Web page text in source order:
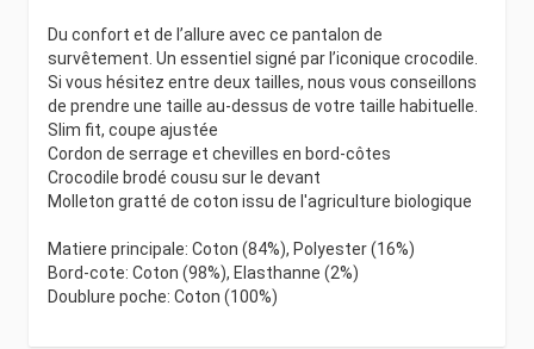
Du confort et de l’allure avec ce pantalon de
survêtement. Un essentiel signé par l’iconique crocodile.
Si vous hésitez entre deux tailles, nous vous conseillons
de prendre une taille au-dessus de votre taille habituelle.
Slim fit, coupe ajustée
Cordon de serrage et chevilles en bord-côtes
Crocodile brodé cousu sur le devant
Molleton gratté de coton issu de l'agriculture biologique
Matiere principale: Coton (84%), Polyester (16%)
Bord-cote: Coton (98%), Elasthanne (2%)
Doublure poche: Coton (100%)